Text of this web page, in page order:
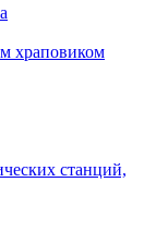
храповиком
станций,